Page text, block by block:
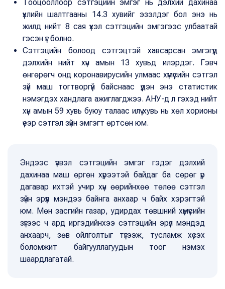
Тооцооллоор сэтгэцийн эмгэг нь дэлхий дахинаа
үхлийн шалтгааны 14.3 хувийг эзэлдэг бол энэ нь
жилд нийт 8 сая үхэл сэтгэцийн эмгэгээс улбаатай
гэсэн үг болно.
Сэтгэцийн болоод сэтгэцтэй хавсарсан эмгэгүүд
дэлхийн нийт хүн амын 13 хувьд илэрдэг. Гэвч
өнгөрөгч онд коронавирусийн улмаас хүмүүсийн сэтгэл
зүй маш тогтворгүй байснаас үүдэн энэ статистик
нэмэгдэх хандлага ажиглагджээ. АНУ-д л гэхэд нийт
хүн амын 59 хувь буюу талаас илүү хувь нь хөл хорионы
үеэр сэтгэл зүйн эмгэгт өртсөн юм.
Эндээс үзвэл сэтгэцийн эмгэг гэдэг дэлхий
дахинаа маш өргөн хүрээтэй байдаг ба сөрөг үр
дагавар ихтэй учир хүн өөрийнхөө төлөө сэтгэл
зүйн эрүүл мэндээ байнга анхаар ч байх хэрэгтэй
юм. Мөн засгийн газар, удирдах төвшний хүмүүсийн
зүгээс ч ард иргэдийнхээ сэтгэцийн эрүүл мэндэд
анхаарч, зөв ойлголтыг түгээж, тусламж хүсэх
боломжит байгууллагуудын тоог нэмэх
шаардлагатай.